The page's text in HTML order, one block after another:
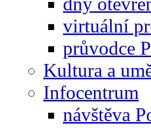
virtuální
průvodce
Kultura a
Infocentrum
návštěva